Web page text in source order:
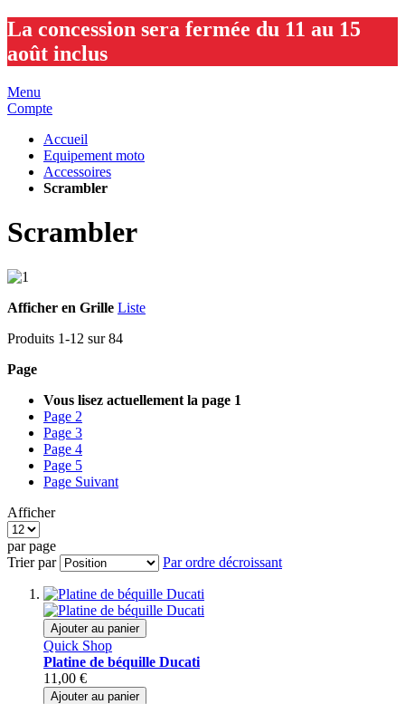
La concession sera fermée du 11 au 15
août inclus
Menu
Compte
Accueil
Equipement moto
Accessoires
Scrambler
Scrambler
Afficher en Grille Liste
Produits 1-12 sur84
Page
Vous lisez actuellement la page 1
Page 2
Page 3
Page 4
Page 5
Page Suivant
Afficher
par page
Trier par
Par ordre décroissant
Ajouter au panier
Quick Shop
Platine de béquille Ducati
11,00 €
Ajouter au panier